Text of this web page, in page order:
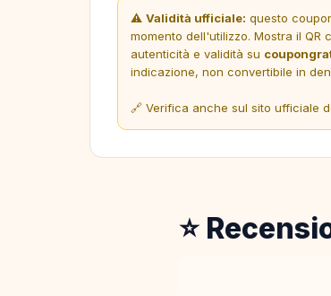
⚠️ Validità ufficiale: questo
momento dell'utilizzo. Mostra il
autenticità e validità su
indicazione, non convertibile in
🔗 Verifica anche sul sito ufficiale
⭐